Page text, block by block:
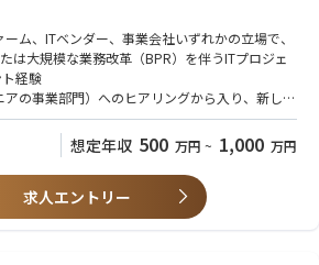
Helpfeel Cosense, Google Meet
Workspace
ただきます。
成AI研修プログラムの作成、社内展開、および
各業務ドメイン）：
の推進。
ドの立ち上げ支援：
生成・改善サイクルの構築など単なるシステム
務定着までを責任を持って遂行し、全社の意思
の向上に貢献していただきます。
ム、ITベンダー、事業会社いずれかの立場で、
は大規模な業務改革（BPR）を伴うITプロジェ
経験
の事業部門）へのヒアリングから入り、新しい
務に定着させた経験（チェンジマネジメント・
ントの経験）
テスト・導入に至る、一連のプロジェクトライ
ンダーをコントロールした経験
想定年収 500 万円 ~ 1,000 万円
求人エントリー